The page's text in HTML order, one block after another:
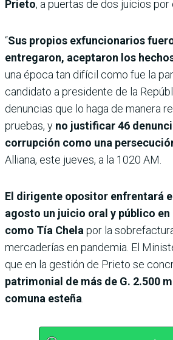
Prieto, a puertas de dos juicios por
“Sus propios exfuncionarios
entregaron, aceptaron los
una época tan difícil como fue la
candidato a presidente de la
denuncias que lo haga de manera
pruebas, y no justificar 46
corrupción como una
Alliana, este jueves, a la 1020 AM.
El dirigente opositor enfrentará
agosto un juicio oral y público
como Tía Chela por la
mercaderías en pandemia. El
que en la gestión de Prieto se
patrimonial de más de G. 2.500
comuna esteña